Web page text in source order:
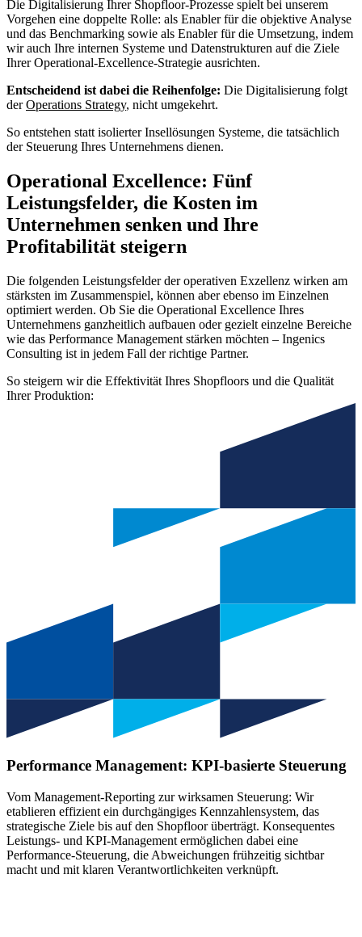
Die Digitalisierung Ihrer Shopfloor-Prozesse spielt bei unserem
Vorgehen eine doppelte Rolle: als Enabler für die objektive Analyse
und das Benchmarking sowie als Enabler für die Umsetzung, indem
wir auch Ihre internen Systeme und Datenstrukturen auf die Ziele
Ihrer Operational-Excellence-Strategie ausrichten.
Entscheidend ist dabei die Reihenfolge: Die Digitalisierung folgt
derOperations Strategy, nicht umgekehrt.
So entstehen statt isolierter Insellösungen Systeme, die tatsächlich
der Steuerung Ihres Unternehmens dienen.
Operational Excellence: Fünf
Leistungsfelder, die Kosten im
Unternehmen senken und Ihre
Profitabilität steigern
Die folgenden Leistungsfelder der operativen Exzellenz wirken am
stärksten im Zusammenspiel, können aber ebenso im Einzelnen
optimiert werden. Ob Sie die Operational Excellence Ihres
Unternehmens ganzheitlich aufbauen oder gezielt einzelne Bereiche
wie das Performance Management stärken möchten – Ingenics
Consulting ist in jedem Fall der richtige Partner.
So steigern wir die Effektivität Ihres Shopfloors und die Qualität
Ihrer Produktion:
Performance Management: KPI-basierte Steuerung
Vom Management-Reporting zur wirksamen Steuerung: Wir
etablieren effizient ein durchgängiges Kennzahlensystem, das
strategische Ziele bis auf den Shopfloor überträgt. Konsequentes
Leistungs- und KPI-Management ermöglichen dabei eine
Performance-Steuerung, die Abweichungen frühzeitig sichtbar
macht und mit klaren Verantwortlichkeiten verknüpft.